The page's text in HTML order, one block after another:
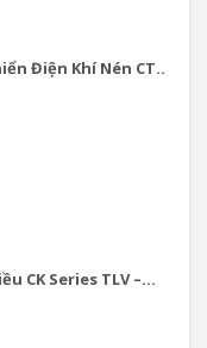
Điện Khí Nén CT...
CK Series TLV –...